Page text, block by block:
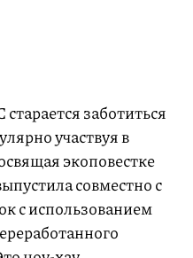
заботиться
участвуя в
экоповестке
совместно с
с использованием